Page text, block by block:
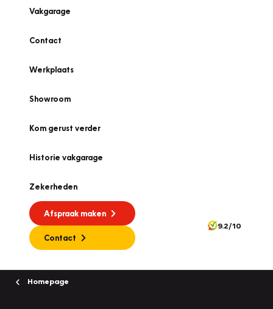
Vakgarage
Contact
Werkplaats
Showroom
Kom gerust verder
Historie vakgarage
Zekerheden
Afspraak maken
Contact
9.2/10
Homepage